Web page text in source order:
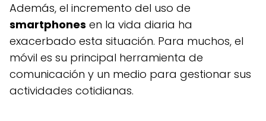
Además, el incremento del uso de
smartphones en la vida diaria ha
exacerbado esta situación. Para muchos, el
móvil es su principal herramienta de
comunicación y un medio para gestionar sus
actividades cotidianas.